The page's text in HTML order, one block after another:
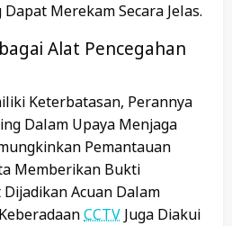
Merekam Secara Jelas.
Alat Pencegahan
Keterbatasan, Perannya
Dalam Upaya Menjaga
Pemantauan
Memberikan Bukti
Dijadikan Acuan Dalam
CCTV Juga Diakui